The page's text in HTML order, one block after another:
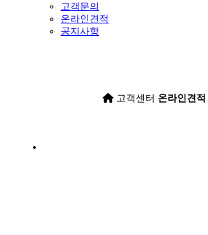
고객문의
온라인견적
공지사항
고객센터 온라인견적